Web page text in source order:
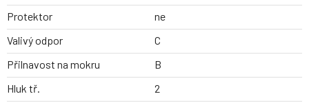
Protektor
ne
Valivý odpor
C
Přilnavost na mokru
B
Hluk tř.
2